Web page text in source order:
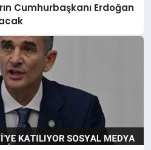
Cumhurbaşkanı Erdoğan